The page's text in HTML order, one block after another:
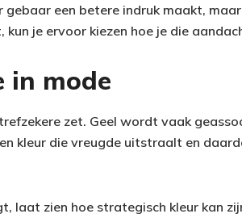
gebaar een betere indruk maakt,
kun je ervoor kiezen hoe je die
in mode
zet. Geel wordt vaak
kleur die vreugde uitstraalt en
laat zien hoe strategisch kleur kan